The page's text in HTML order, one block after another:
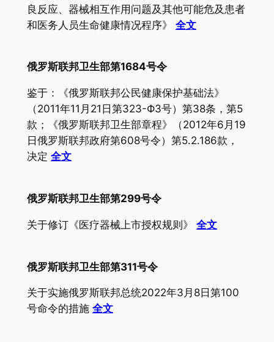
良反应、器械相互作用问题及其他可能危及患者
和医务人员生命健康情况程序》 全文
俄罗斯联邦卫生部第1684号令
鉴于：《俄罗斯联邦公民健康保护基础法》
（2011年11月21日第323-ФЗ号）第38条，第5
款；《俄罗斯联邦卫生部章程》（2012年6月19
日俄罗斯联邦政府第608号令）第5.2.186款，
决定 全文
俄罗斯联邦卫生部第299号令
关于修订《医疗器械上市授权规则》 全文
俄罗斯联邦卫生部第311号令
关于实施俄罗斯联邦总统2022年3月8日第100
号命令的措施 全文